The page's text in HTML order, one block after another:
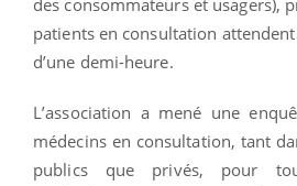
des consommateurs et usagers),
patients en consultation
d’une demi-heure.
L’association a mené une
médecins en consultation, tant
publics que privés, pour